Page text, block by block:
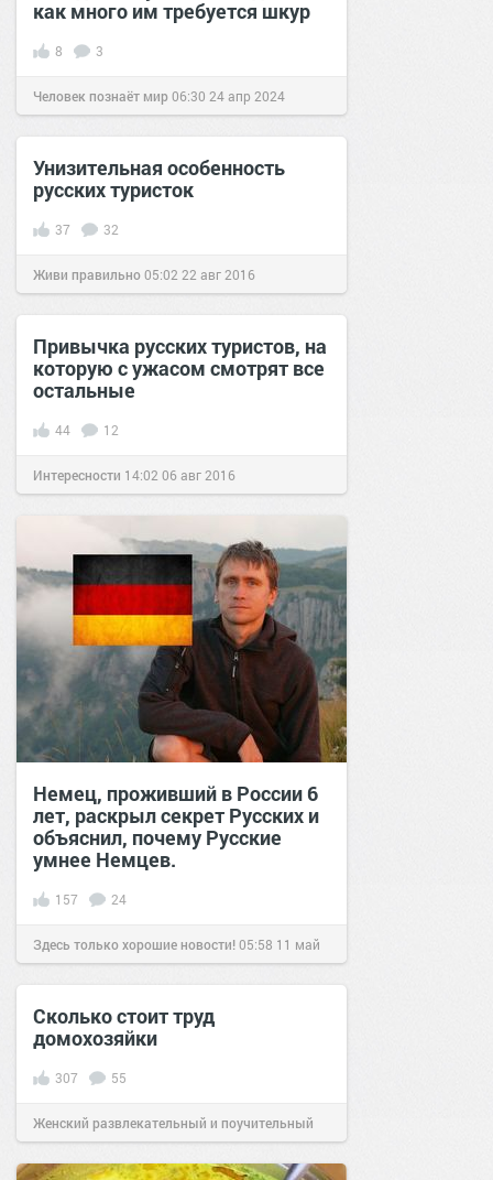
как много им требуется шкур
8 3
Человек познаёт мир06:30 24 апр 2024
Унизительная особенность
русских туристок
37 32
Живи правильно05:02 22 авг 2016
Привычка русских туристов, на
которую с ужасом смотрят все
остальные
44 12
Интересности 14:02 06 авг 2016
Немец, проживший в России 6
лет, раскрыл секрет Русских и
объяснил, почему Русские
умнее Немцев.
157 24
Здесь только хорошие новости!05:58 11 май
2021
Сколько стоит труд
домохозяйки
307 55
Женский развлекательный и поучительный
сайт.19:2508 окт 2019